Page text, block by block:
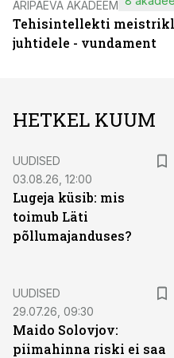
ÄRIPÄEVA AKADEEMIA
Tehisintellekti
juhtidele - vundament
HETKEL KUUM
UUDISED
03.08.26, 12:00
Lugeja küsib: mis
toimub Läti
põllumajanduses?
UUDISED
29.07.26, 09:30
Maido Solovjov:
piimahinna riski ei saa